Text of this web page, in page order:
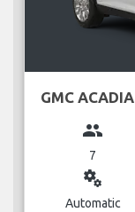
GMC ACADIA
group
7
miscellaneous_services
Automatic